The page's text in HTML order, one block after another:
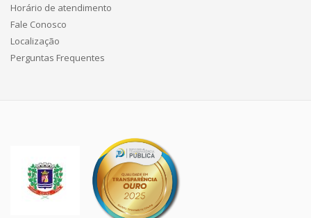
Horário de atendimento
Fale Conosco
Localização
Perguntas Frequentes